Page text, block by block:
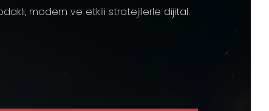
modern ve etkili stratejilerle dijital